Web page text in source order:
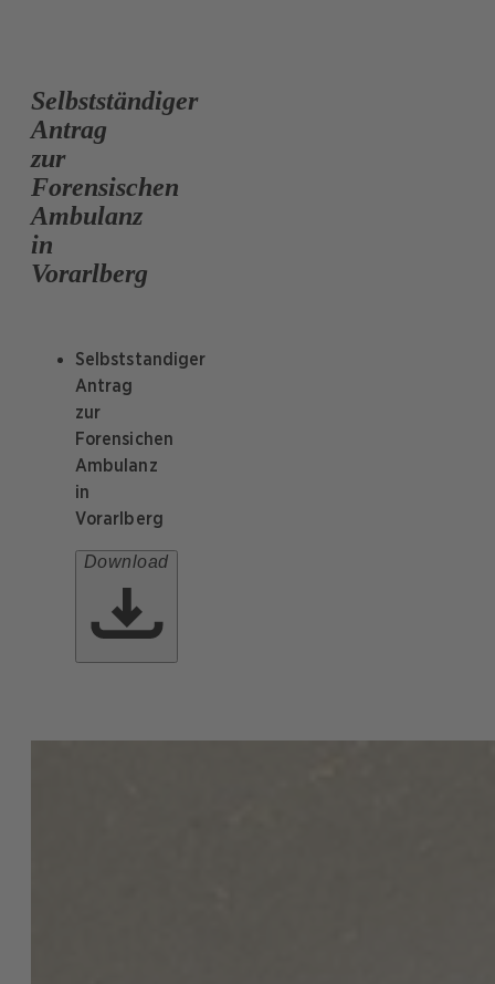
Selbstständiger
Antrag
zur
Forensischen
Ambulanz
in
Vorarlberg
Selbststandiger
Antrag
zur
Forensichen
Ambulanz
in
Vorarlberg
Download